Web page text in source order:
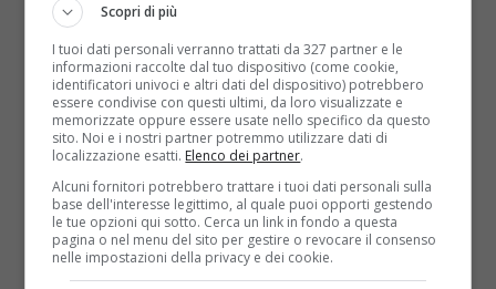
dimostrato l’utilità della sua polpa nella prevenzione
e nella cura del diabete:
glicemia nel sanguee a riparare le cellule
pancreatiche danneggiate, agendo come un
sostituto naturale dell’insulina. Della zucca possono
essere consumati anche i semi, ricchi di proteine e
carboidrati e fonte preziosa di lecitina, tiroxina,
fosforo, selenio e potassio. Consumati come
aperitivo o nell’insalata, sono utili nella prevenzione
delle disfunzioni alle vie urinarie e lenitivi per le
infiammazioni della pelle.
Scopri di più
I tuoi dati personali verranno trattati da 327 partner e le
informazioni raccolte dal tuo dispositivo (come cookie,
identificatori univoci e altri dati del dispositivo) potrebbero
essere condivise con questi ultimi, da loro visualizzate e
memorizzate oppure essere usate nello specifico da questo
sito. Noi e i nostri partner potremmo utilizzare dati di
localizzazione esatti. Elenco dei partner.
Alcuni fornitori potrebbero trattare i tuoi dati personali sulla
base dell'interesse legittimo, al quale puoi opporti gestendo
le tue opzioni qui sotto. Cerca un link in fondo a questa
pagina o nel menu del sito per gestire o revocare il consenso
nelle impostazioni della privacy e dei cookie.